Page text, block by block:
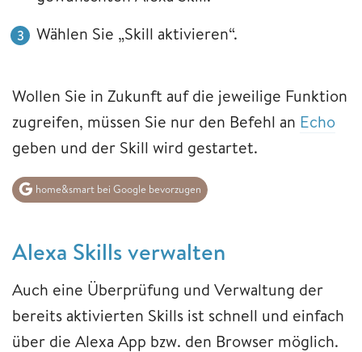
Wählen Sie „Skill aktivieren“.
Wollen Sie in Zukunft auf die jeweilige Funktion
zugreifen, müssen Sie nur den Befehl an Echo
geben und der Skill wird gestartet.
home&smart bei Google bevorzugen
Alexa Skills verwalten
Auch eine Überprüfung und Verwaltung der
bereits aktivierten Skills ist schnell und einfach
über die Alexa App bzw. den Browser möglich.